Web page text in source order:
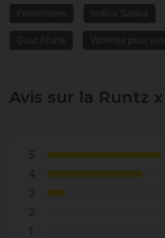
Féminisées Indica Sativa
Gout Fruité Variétés pour
Avis sur la Runtz
5
4
3
2
1